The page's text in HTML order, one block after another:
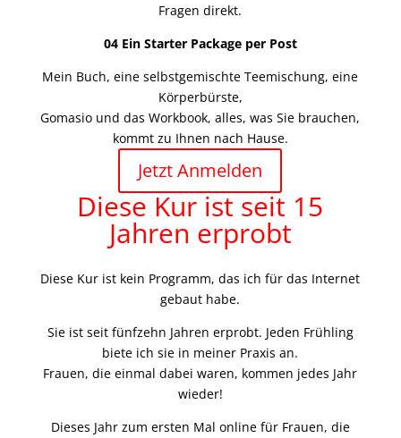
Fragen direkt.
04 Ein Starter Package per Post
Mein Buch, eine selbstgemischte Teemischung, eine
Körperbürste,
Gomasio und das Workbook, alles, was Sie brauchen,
kommt zu Ihnen nach Hause.
Jetzt Anmelden
Diese Kur ist seit 15
Jahren erprobt
Diese Kur ist kein Programm, das ich für das Internet
gebaut habe.
Sie ist seit fünfzehn Jahren erprobt. Jeden Frühling
biete ich sie in meiner Praxis an.
Frauen, die einmal dabei waren, kommen jedes Jahr
wieder!
Dieses Jahr zum ersten Mal online für Frauen, die